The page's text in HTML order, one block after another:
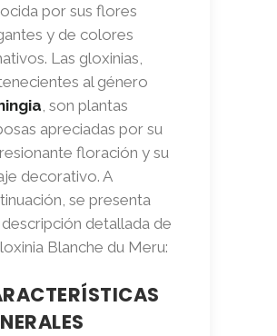
por sus flores
y de colores
Las gloxinias,
al género
, son plantas
apreciadas por su
floración y su
decorativo. A
se presenta
descripción detallada de
Blanche du Meru: